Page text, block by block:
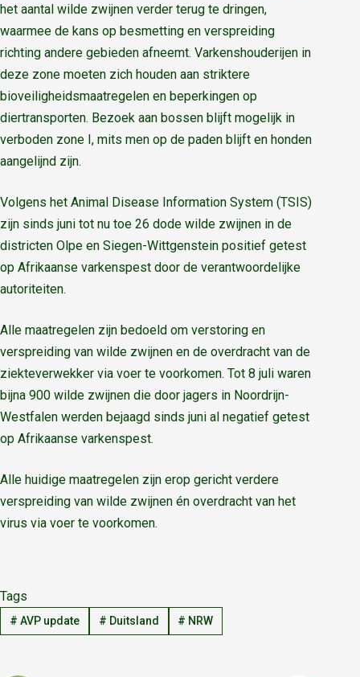
het aantal wilde zwijnen verder terug te dringen,
waarmee de kans op besmetting en verspreiding
richting andere gebieden afneemt. Varkenshouderijen in
deze zone moeten zich houden aan striktere
bioveiligheidsmaatregelen en beperkingen op
diertransporten. Bezoek aan bossen blijft mogelijk in
verboden zone I, mits men op de paden blijft en honden
aangelijnd zijn.
Volgens het Animal Disease Information System (TSIS)
zijn sinds juni tot nu toe 26 dode wilde zwijnen in de
districten Olpe en Siegen-Wittgenstein positief getest
op Afrikaanse varkenspest door de verantwoordelijke
autoriteiten.
Alle maatregelen zijn bedoeld om verstoring en
verspreiding van wilde zwijnen en de overdracht van de
ziekteverwekker via voer te voorkomen. Tot 8 juli waren
bijna 900 wilde zwijnen die door jagers in Noordrijn-
Westfalen werden bejaagd sinds juni al negatief getest
op Afrikaanse varkenspest.
Alle huidige maatregelen zijn erop gericht verdere
verspreiding van wilde zwijnen én overdracht van het
virus via voer te voorkomen.
Tags
# AVP update # Duitsland # NRW